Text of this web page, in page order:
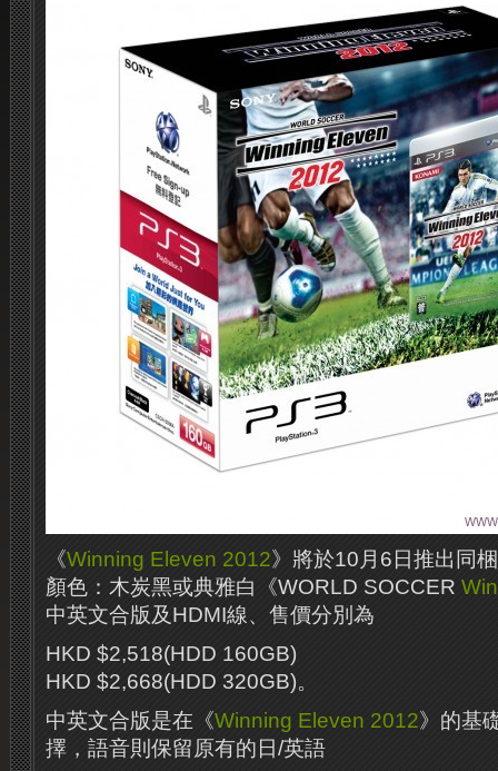
《Winning Eleven 2012》將於10月6日推出同
顏色：木炭黑或典雅白
《WORLD SOCCER
中英文合版及HDMI線、售價分別為
HKD $2,518(HDD 160GB)
HKD $2,668(HDD 320GB)。
中英文合版是在《Winning Eleven 2012》的基
擇，語音則保留原有的日/英語